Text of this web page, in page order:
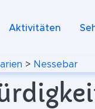
Aktivitäten
> Nessebar